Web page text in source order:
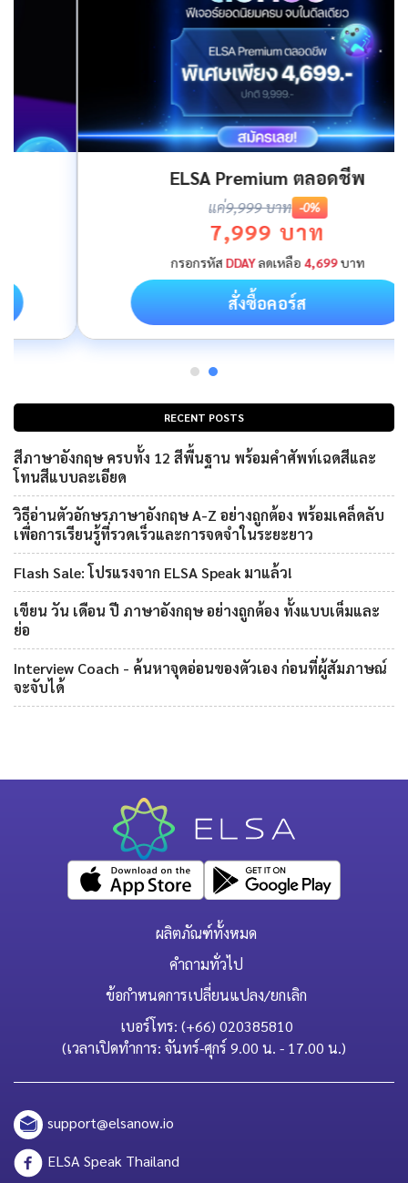
RECENT POSTS
สีภาษาอังกฤษ ครบทั้ง 12 สีพื้นฐาน พร้อมคำศัพท์เฉดสีและ
โทนสีแบบละเอียด
วิธีอ่านตัวอักษรภาษาอังกฤษ A-Z อย่างถูกต้อง พร้อมเคล็ดลับ
เพื่อการเรียนรู้ที่รวดเร็วและการจดจำในระยะยาว
Flash Sale: โปรแรงจาก ELSA Speak มาแล้ว!
เขียน วัน เดือน ปี ภาษาอังกฤษ อย่างถูกต้อง ทั้งแบบเต็มและ
ย่อ
Interview Coach - ค้นหาจุดอ่อนของตัวเอง ก่อนที่ผู้สัมภาษณ์
จะจับได้
ELSA Premium ตลอดชีพ
9,999 บาท -0%
7,999 บาท
DDAYลดเหลือ4,699บาท
สั่งซื้อคอร์ส
ผลิตภัณฑ์ทั้งหมด
คำถามทั่วไป
ข้อกำหนดการเปลี่ยนแปลง/ยกเลิก
เบอร์โทร: (+66) 020385810
(เวลาเปิดทำการ: จันทร์-ศุกร์ 9.00 น. - 17.00 น.)
support@elsanow.io
ELSA Speak Thailand